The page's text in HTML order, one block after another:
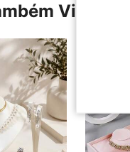
Visitaram